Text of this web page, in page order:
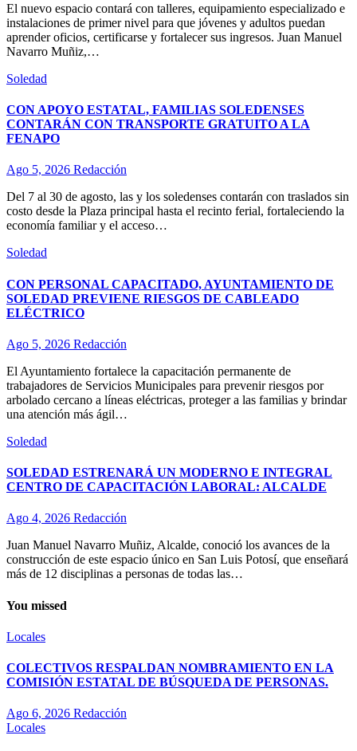
El nuevo espacio contará con talleres, equipamiento especializado e
instalaciones de primer nivel para que jóvenes y adultos puedan
aprender oficios, certificarse y fortalecer sus ingresos. Juan Manuel
Navarro Muñiz,…
Soledad
CON APOYO ESTATAL, FAMILIAS SOLEDENSES
CONTARÁN CON TRANSPORTE GRATUITO A LA
FENAPO
Ago 5, 2026 Redacción
Del 7 al 30 de agosto, las y los soledenses contarán con traslados sin
costo desde la Plaza principal hasta el recinto ferial, fortaleciendo la
economía familiar y el acceso…
Soledad
CON PERSONAL CAPACITADO, AYUNTAMIENTO DE
SOLEDAD PREVIENE RIESGOS DE CABLEADO
ELÉCTRICO
Ago 5, 2026 Redacción
El Ayuntamiento fortalece la capacitación permanente de
trabajadores de Servicios Municipales para prevenir riesgos por
arbolado cercano a líneas eléctricas, proteger a las familias y brindar
una atención más ágil…
Soledad
SOLEDAD ESTRENARÁ UN MODERNO E INTEGRAL
CENTRO DE CAPACITACIÓN LABORAL: ALCALDE
Ago 4, 2026 Redacción
Juan Manuel Navarro Muñiz, Alcalde, conoció los avances de la
construcción de este espacio único en San Luis Potosí, que enseñará
más de 12 disciplinas a personas de todas las…
You missed
Locales
COLECTIVOS RESPALDAN NOMBRAMIENTO EN LA
COMISIÓN ESTATAL DE BÚSQUEDA DE PERSONAS.
Ago 6, 2026 Redacción
Locales